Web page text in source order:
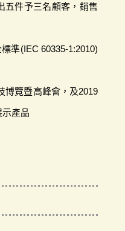
五件予三名顧客，銷售
準(IEC 60335-1:2010)
博覽暨高峰會，及2019
產品